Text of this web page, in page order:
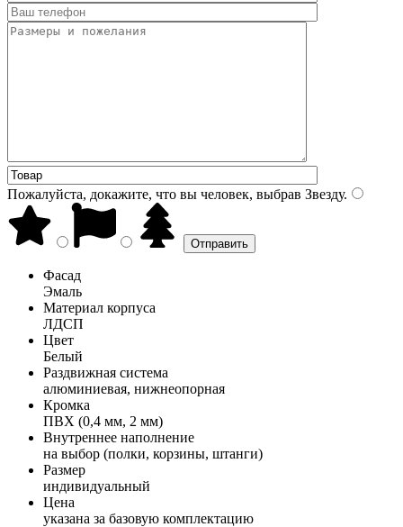
Пожалуйста, докажите, что вы человек, выбрав Звезду.
Фасад
Эмаль
Материал корпуса
ЛДСП
Цвет
Белый
Раздвижная система
алюминиевая, нижнеопорная
Кромка
ПВХ (0,4 мм, 2 мм)
Внутреннее наполнение
на выбор (полки, корзины, штанги)
Размер
индивидуальный
Цена
указана за базовую комплектацию